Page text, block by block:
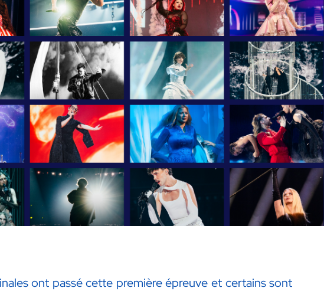
ont passé cette première épreuve et certains sont